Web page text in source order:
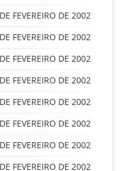
FEVEREIRO DE 2002
FEVEREIRO DE 2002
FEVEREIRO DE 2002
FEVEREIRO DE 2002
FEVEREIRO DE 2002
FEVEREIRO DE 2002
FEVEREIRO DE 2002
FEVEREIRO DE 2002